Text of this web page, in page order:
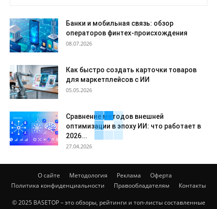
Банки и мобильная связь: обзор
операторов финтех-происхождения
08.07.2026
Как быстро создать карточки товаров
для маркетплейсов с ИИ
05.05.2026
Сравнение методов внешней
оптимизации в эпоху ИИ: что работает в
2026...
27.04.2026
О сайте Методология Реклама
Оферта
Политика конфиденциальности
Правообладателям Контакты
© 2025 BASETOP – это обзоры, рейтинги и топ-листы составленные